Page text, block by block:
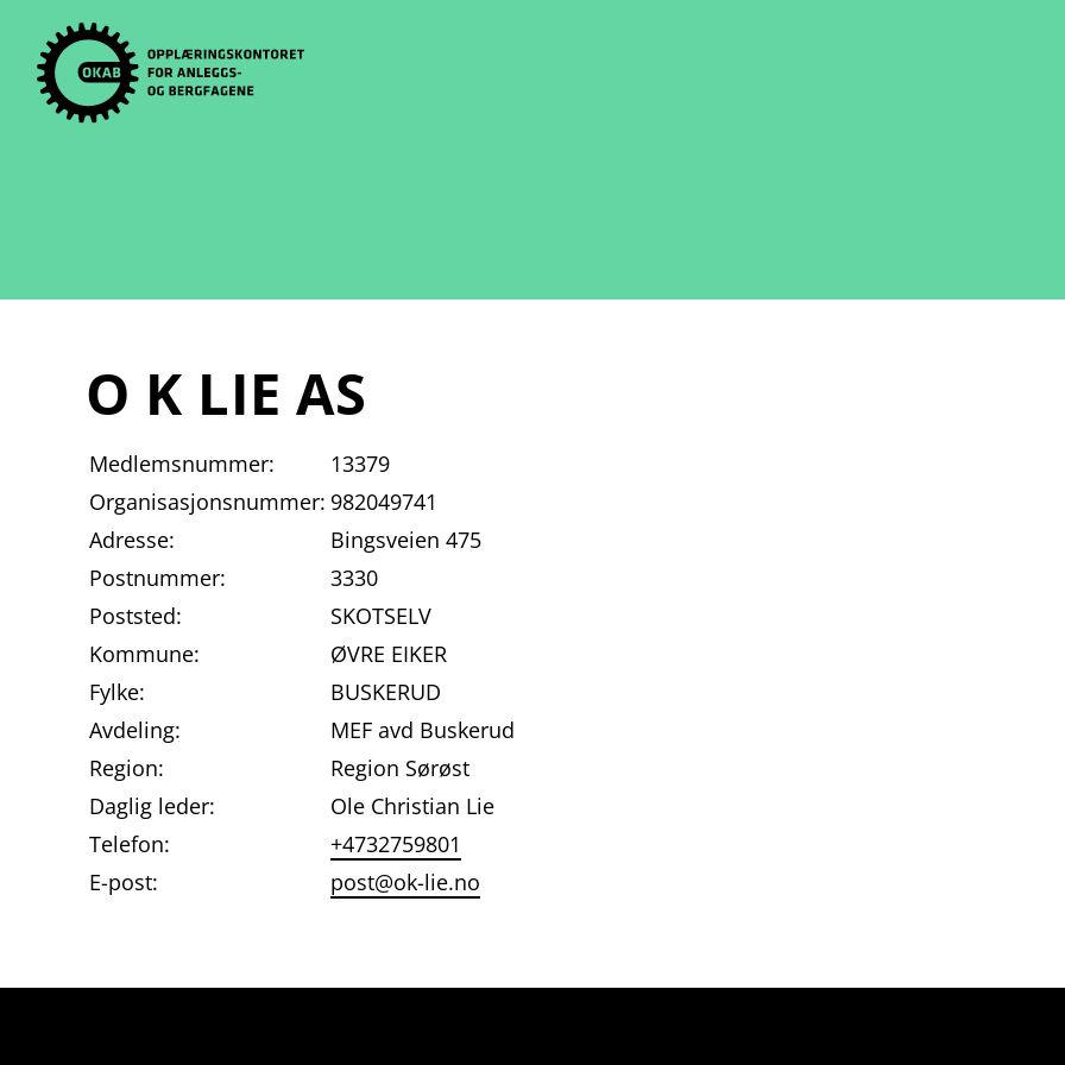
content
O K LIE AS
Medlemsnummer:
13379
Organisasjonsnummer: 982049741
Adresse:
Bingsveien 475
Postnummer:
3330
Poststed:
SKOTSELV
Kommune:
ØVRE EIKER
Fylke:
BUSKERUD
Avdeling:
MEF avd Buskerud
Region:
Region Sørøst
Daglig leder:
Ole Christian Lie
Telefon:
+4732759801
E-post:
post@ok-lie.no